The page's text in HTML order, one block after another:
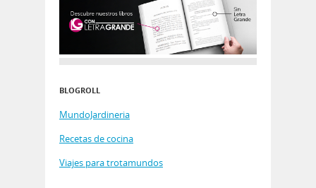
BLOGROLL
MundoJardineria
Recetas de cocina
Viajes para trotamundos